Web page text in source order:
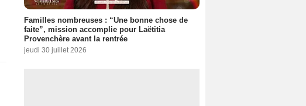
Familles nombreuses : “Une bonne chose de
faite”, mission accomplie pour Laëtitia
Provenchère avant la rentrée
jeudi 30 juillet 2026